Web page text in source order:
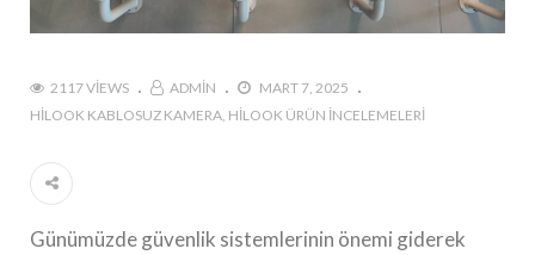
2117 VIEWS ADMIN
MART 7, 2025
HILOOK KABLOSUZ KAMERA HILOOK ÜRÜN İNCELEMELERI
Günümüzde güvenlik sistemlerinin önemi giderek